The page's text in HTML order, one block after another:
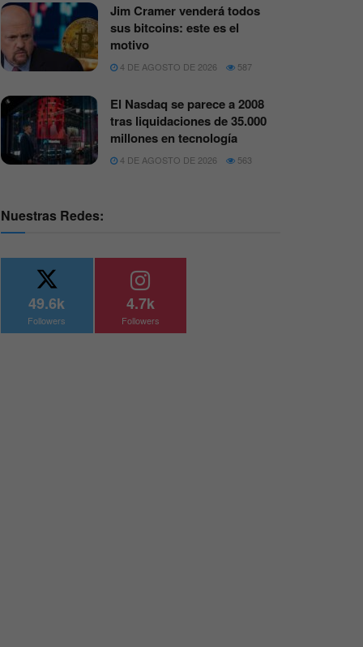
Jim Cramer venderá todos
sus bitcoins: este es el
motivo
4 DE AGOSTO DE 2026 587
El Nasdaq se parece a 2008
tras liquidaciones de 35.000
millones en tecnología
4 DE AGOSTO DE 2026 563
Nuestras Redes:
49.6k
Followers
4.7k
Followers